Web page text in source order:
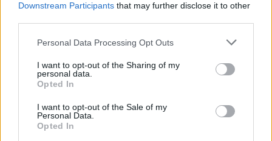
Downstream Participants that may further disclose it to other
Please note that this website/app uses one or more Google
not limited to your visit or usage behaviour. You may click to
grant or deny consent to Google and its third-party tags to
use your data for below specified purposes in below Google
consent section.
Personal Data Processing Opt Outs
I want to opt-out of the Sharing of my
personal data.
Opted In
I want to opt-out of the Sale of my
Personal Data.
Opted In